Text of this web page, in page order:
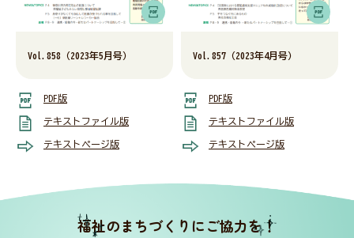
Vol.858（2023年5月号）
PDF版
テキストファイル版
テキストページ版
Vol.857（2023年4月号）
PDF版
テキストファイル版
テキストページ版
福祉のまちづくりにご協力を！